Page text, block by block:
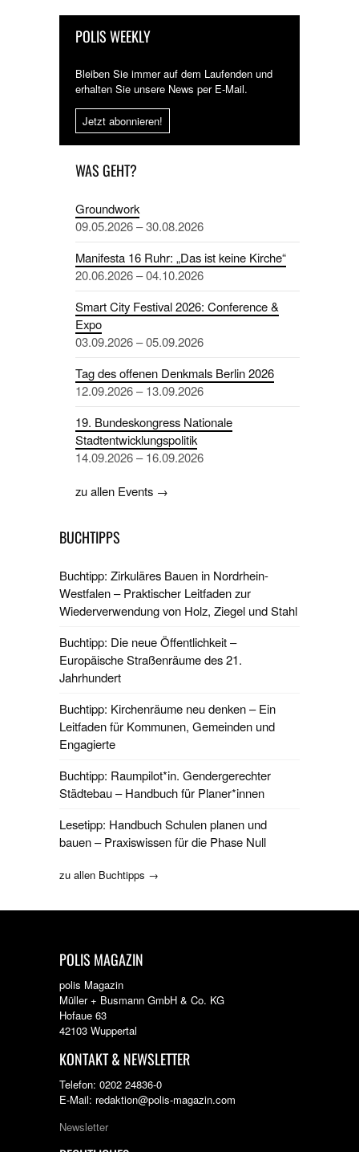
POLIS WEEKLY
Bleiben Sie immer auf dem Laufenden und
erhalten Sie unsere News per E-Mail.
Jetzt abonnieren!
WAS GEHT?
Groundwork
09.05.2026 – 30.08.2026
Manifesta 16 Ruhr: „Das ist keine Kirche“
20.06.2026 – 04.10.2026
Smart City Festival 2026: Conference &
Expo
03.09.2026 – 05.09.2026
Tag des offenen Denkmals Berlin 2026
12.09.2026 – 13.09.2026
19. Bundeskongress Nationale
Stadtentwicklungspolitik
14.09.2026 – 16.09.2026
zu allen Events →
BUCHTIPPS
Buchtipp: Zirkuläres Bauen in Nordrhein-
Westfalen – Praktischer Leitfaden zur
Wiederverwendung von Holz, Ziegel und Stahl
Buchtipp: Die neue Öffentlichkeit –
Europäische Straßenräume des 21.
Jahrhundert
Buchtipp: Kirchenräume neu denken – Ein
Leitfaden für Kommunen, Gemeinden und
Engagierte
Buchtipp: Raumpilot*in. Gendergerechter
Städtebau – Handbuch für Planer*innen
Lesetipp: Handbuch Schulen planen und
bauen – Praxiswissen für die Phase Null
zu allen Buchtipps →
POLIS MAGAZIN
polis Magazin
Müller + Busmann GmbH & Co. KG
Hofaue 63
42103 Wuppertal
KONTAKT & NEWSLETTER
Telefon: 0202 24836-0
E-Mail: redaktion@polis-magazin.com
Newsletter